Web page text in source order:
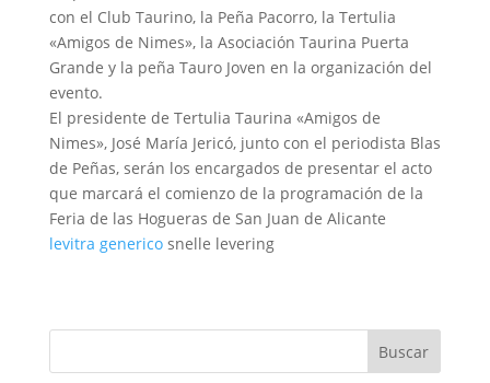
con el Club Taurino, la Peña Pacorro, la Tertulia
«Amigos de Nimes», la Asociación Taurina Puerta
Grande y la peña Tauro Joven en la organización del
evento.
El presidente de Tertulia Taurina «Amigos de
Nimes», José María Jericó, junto con el periodista Blas
de Peñas, serán los encargados de presentar el acto
que marcará el comienzo de la programación de la
Feria de las Hogueras de San Juan de Alicante
levitra genericosnelle levering
Buscar